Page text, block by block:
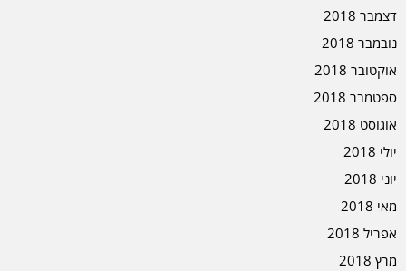
דצמבר 2018
נובמבר 2018
אוקטובר 2018
ספטמבר 2018
אוגוסט 2018
יולי 2018
יוני 2018
מאי 2018
אפריל 2018
מרץ 2018